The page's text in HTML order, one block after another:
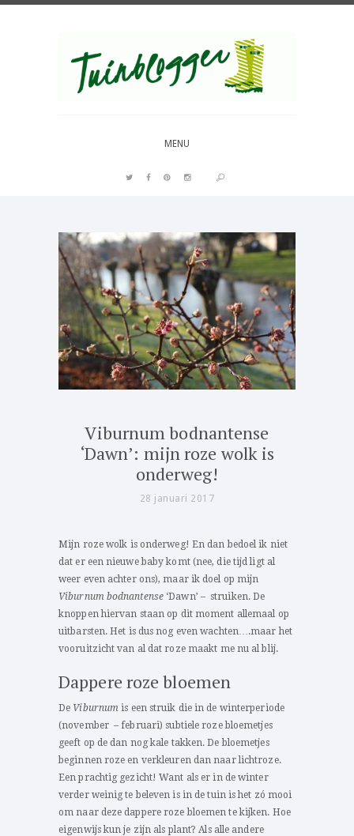
MENU
Viburnum bodnantense
‘Dawn’: mijn roze wolk is
onderweg!
28 januari 2017
Mijn roze wolk is onderweg! En dan bedoel ik niet
dat er een nieuwe baby komt (nee, die tijd ligt al
weer even achter ons), maar ik doel op mijn
Viburnum bodnantense ‘Dawn’ – struiken. De
knoppen hiervan staan op dit moment allemaal op
uitbarsten. Het is dus nog even wachten….maar het
vooruitzicht van al dat roze maakt me nu al blij.
Dappere roze bloemen
De Viburnum is een struik die in de winterperiode
(november – februari) subtiele roze bloemetjes
geeft op de dan nog kale takken. De bloemetjes
beginnen roze en verkleuren dan naar lichtroze.
Een prachtig gezicht! Want als er in de winter
verder weinig te beleven is in de tuin is het zó mooi
om naar deze dappere roze bloemen te kijken. Hoe
eigenwijs kun je zijn als plant? Als alle andere